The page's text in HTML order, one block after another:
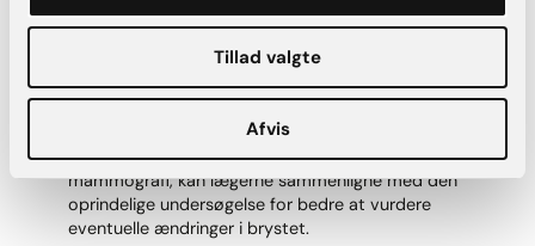
Tillad valgte
Afvis
En mammografi kan:
Sikre, at brystvævet er sundt inden operationen: Dette
minimerer risikoen for komplikationer og sikrer, at
eventuelle abnormiteter opdages tidligt.
Etablere en baseline: Hvis der senere skal foretages en
mammografi, kan lægerne sammenligne med den
oprindelige undersøgelse for bedre at vurdere
eventuelle ændringer i brystet.